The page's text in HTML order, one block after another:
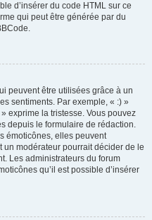
d’insérer du code HTML sur ce
qui peut être générée par du
peuvent être utilisées grâce à un
sentiments. Par exemple, « :) »
exprime la tristesse. Vous pouvez
depuis le formulaire de rédaction.
émoticônes, elles peuvent
modérateur pourrait décider de le
Les administrateurs du forum
qu’il est possible d’insérer